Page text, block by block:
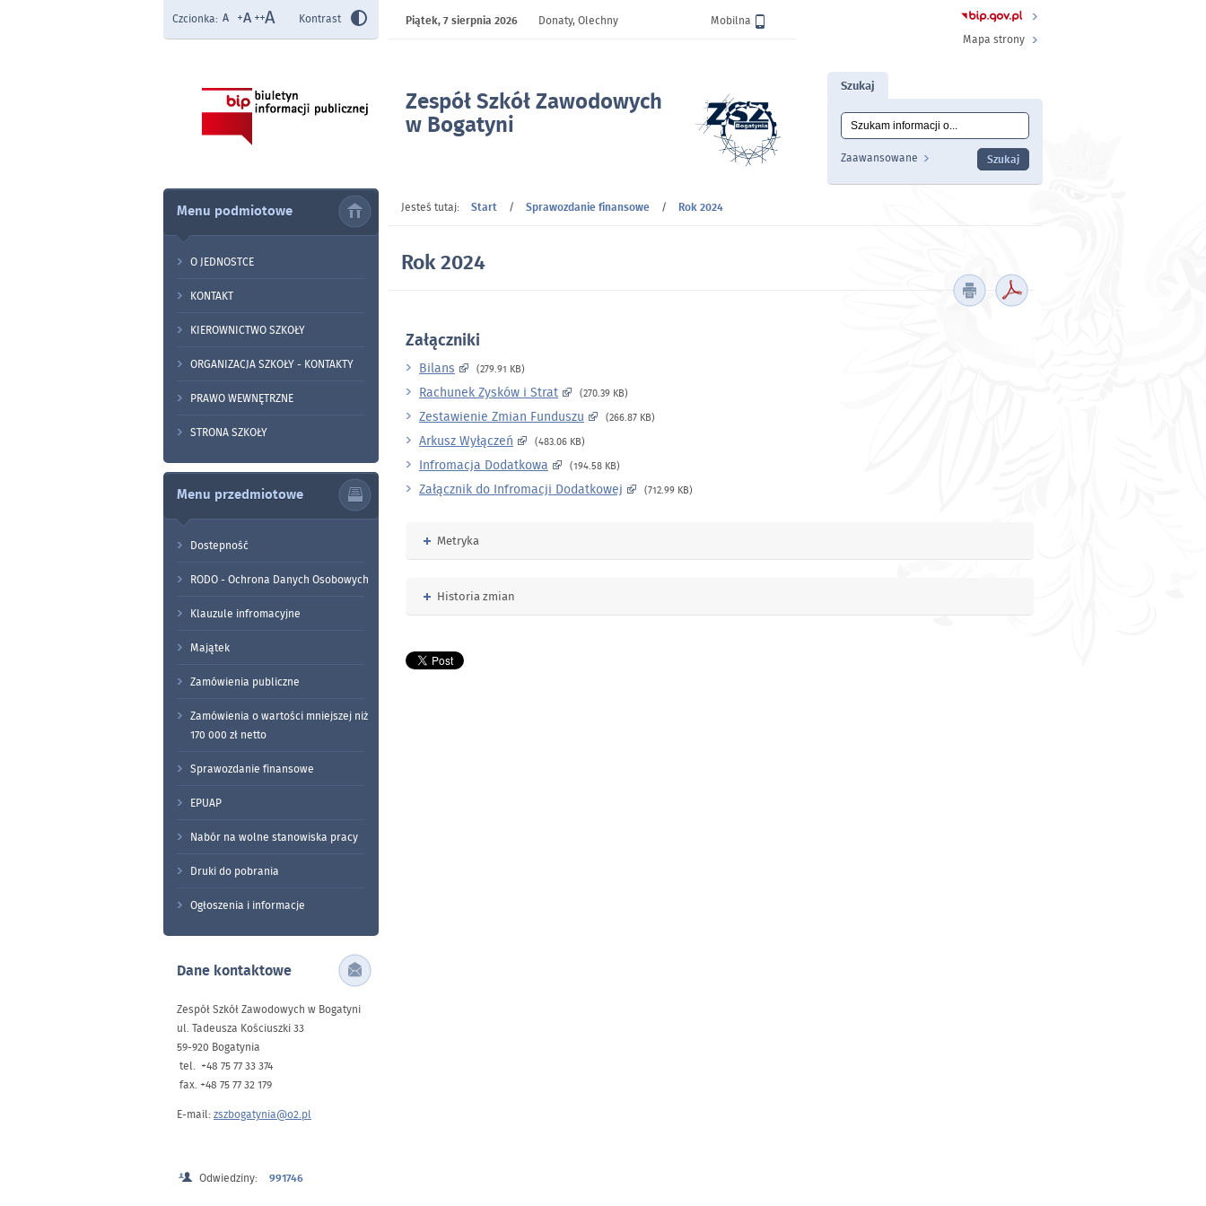
Zespół Szkół Zawodowych
w Bogatyni
Czcionka: Kontrast Wersja
Mobilna
Piątek,7 sierpnia 2026
Donaty, Olechny
Mapa strony
Szukaj
Wyszukiwanie
Zaawansowane
Menu podmiotowe
O JEDNOSTCE
KONTAKT
KIEROWNICTWO SZKOŁY
ORGANIZACJA SZKOŁY - KONTAKTY
PRAWO WEWNĘTRZNE
STRONA SZKOŁY
Menu przedmiotowe
Dostepność
RODO - Ochrona Danych Osobowych
Klauzule infromacyjne
Majątek
Zamówienia publiczne
Zamówienia o wartości mniejszej niż
170 000 zł netto
Sprawozdanie finansowe
EPUAP
Nabór na wolne stanowiska pracy
Druki do pobrania
Ogłoszenia i informacje
Dane kontaktowe
Zespół Szkół Zawodowych w Bogatyni
ul. Tadeusza Kościuszki 33
59-920 Bogatynia
tel. +48 75 77 33 374
fax. +48 75 77 32 179
E-mail: zszbogatynia@o2.pl
Odwiedziny: 991746
Jesteś tutaj: Start / Sprawozdanie finansowe / Rok 2024
Rok 2024
Załączniki
Bilans (279.91 KB)
Rachunek Zysków i Strat (270.39 KB)
Zestawienie Zmian Funduszu (266.87 KB)
Arkusz Wyłączeń (483.06 KB)
Infromacja Dodatkowa (194.58 KB)
Załącznik do Infromacji Dodatkowej (712.99 KB)
Rozwiń
Metryka
Rozwiń
Historia zmian